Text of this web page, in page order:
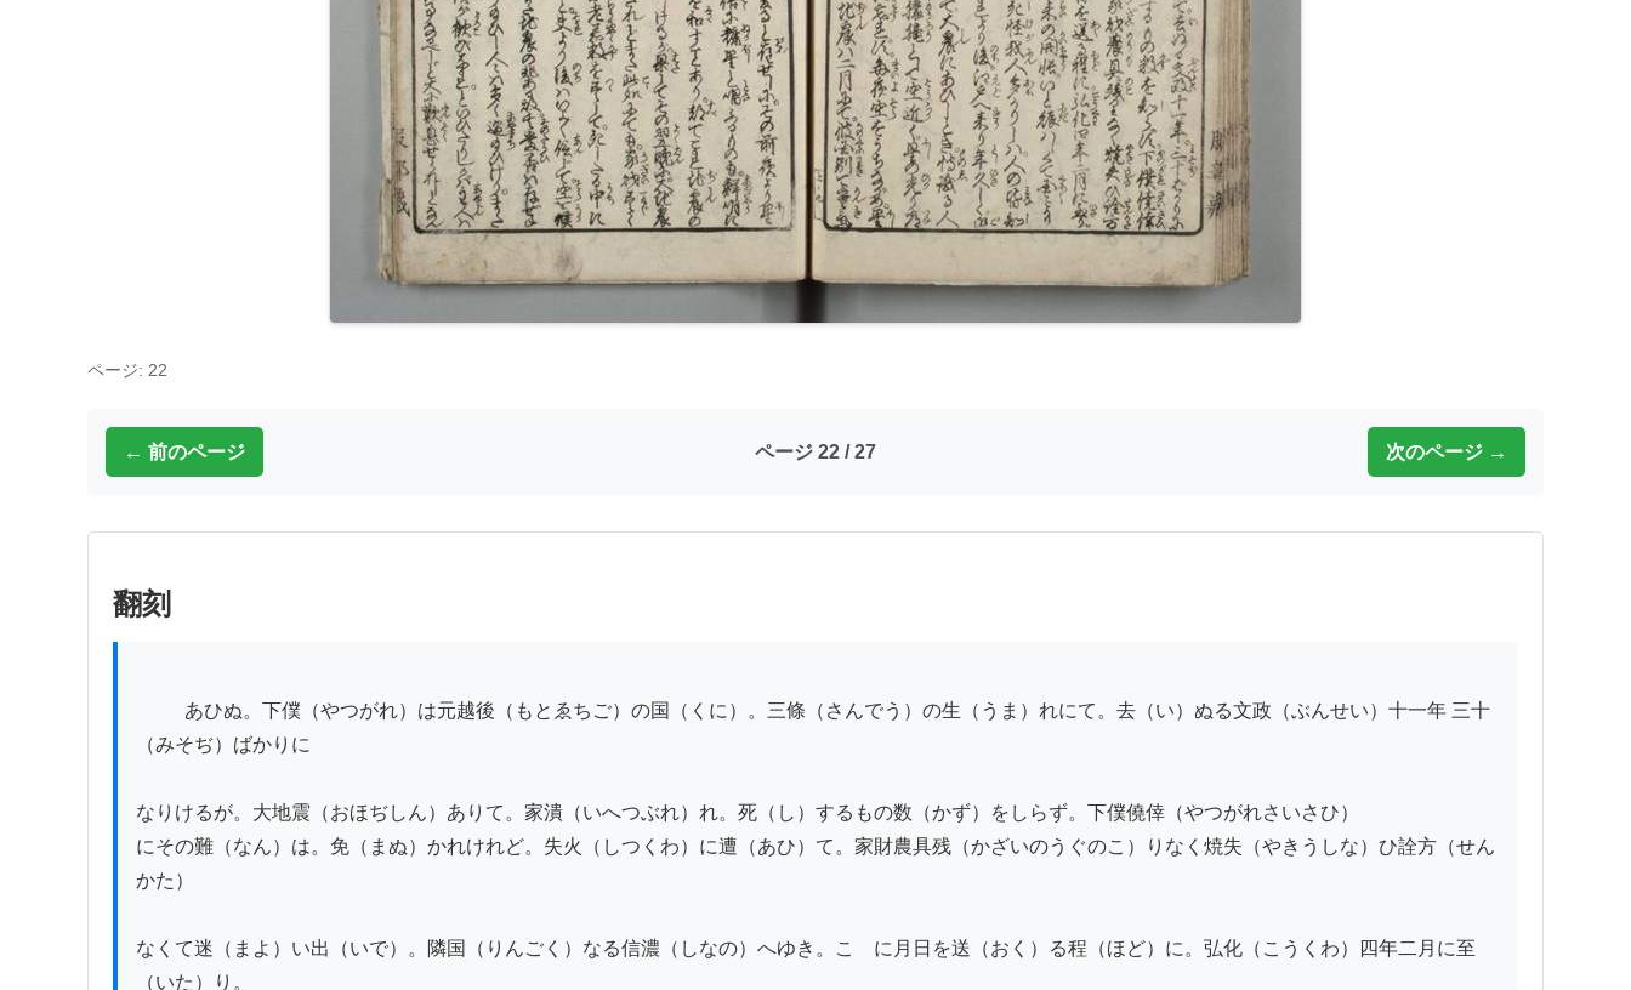
ページ: 22
← 前のページ ページ 22 / 27 次のページ →
翻刻
（みそぢ）ばかりに
なりけるが。大地震（おほぢしん）ありて。家潰（いへつぶれ）れ。死（し）するもの数（かず）をしらず。下僕僥倖（やつがれさいさひ）
にその難（なん）は。免（まぬ）かれけれど。失火（しつくわ）に遭（あひ）て。家財農具残（かざいのうぐのこ）りなく焼失（やきうしな）ひ詮方（せん
かた）
なくて迷（まよ）い出（いで）。隣国（りんごく）なる信濃（しなの）へゆき。こゝに月日を送（おく）る程（ほど）に。弘化（こうくわ）四年二月に至
（いた）り。